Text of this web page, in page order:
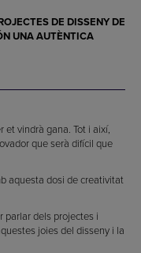
DE DISSENY DE
UNA AUTÈNTICA
et vindrà gana. Tot i així,
que serà difícil que
aquesta dosi de creativitat
parlar dels projectes i
joies del disseny i la